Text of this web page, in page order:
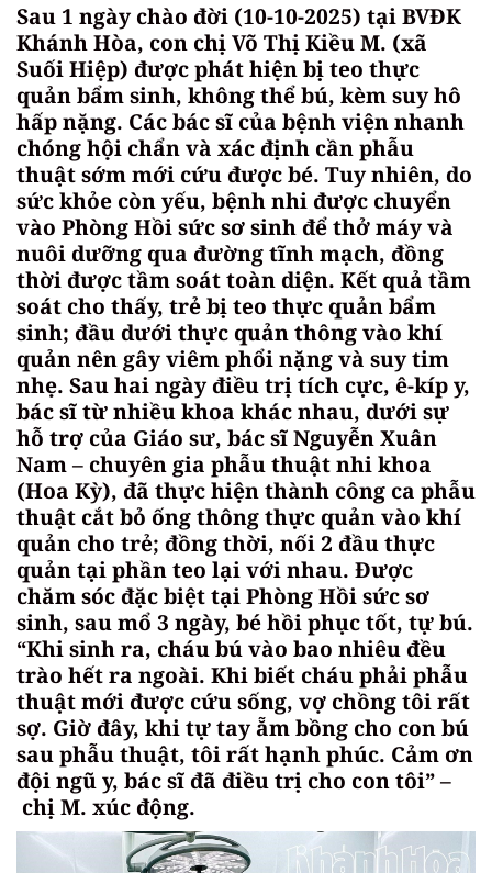
Sau 1 ngày chào đời (10-10-2025) tại BVĐK
Khánh Hòa, con chị Võ Thị Kiều M. (xã
Suối Hiệp) được phát hiện bị teo thực
quản bẩm sinh, không thể bú, kèm suy hô
hấp nặng. Các bác sĩ của bệnh viện nhanh
chóng hội chẩn và xác định cần phẫu
thuật sớm mới cứu được bé. Tuy nhiên, do
sức khỏe còn yếu, bệnh nhi được chuyển
vào Phòng Hồi sức sơ sinh để thở máy và
nuôi dưỡng qua đường tĩnh mạch, đồng
thời được tầm soát toàn diện. Kết quả tầm
soát cho thấy, trẻ bị teo thực quản bẩm
sinh; đầu dưới thực quản thông vào khí
quản nên gây viêm phổi nặng và suy tim
nhẹ. Sau hai ngày điều trị tích cực, ê-kíp y,
bác sĩ từ nhiều khoa khác nhau, dưới sự
hỗ trợ của Giáo sư, bác sĩ Nguyễn Xuân
Nam – chuyên gia phẫu thuật nhi khoa
(Hoa Kỳ), đã thực hiện thành công ca phẫu
thuật cắt bỏ ống thông thực quản vào khí
quản cho trẻ; đồng thời, nối 2 đầu thực
quản tại phần teo lại với nhau. Được
chăm sóc đặc biệt tại Phòng Hồi sức sơ
sinh, sau mổ 3 ngày, bé hồi phục tốt, tự bú.
“Khi sinh ra, cháu bú vào bao nhiêu đều
trào hết ra ngoài. Khi biết cháu phải phẫu
thuật mới được cứu sống, vợ chồng tôi rất
sợ. Giờ đây, khi tự tay ẵm bồng cho con bú
sau phẫu thuật, tôi rất hạnh phúc. Cảm ơn
đội ngũ y, bác sĩ đã điều trị cho con tôi” –
chị M. xúc động.